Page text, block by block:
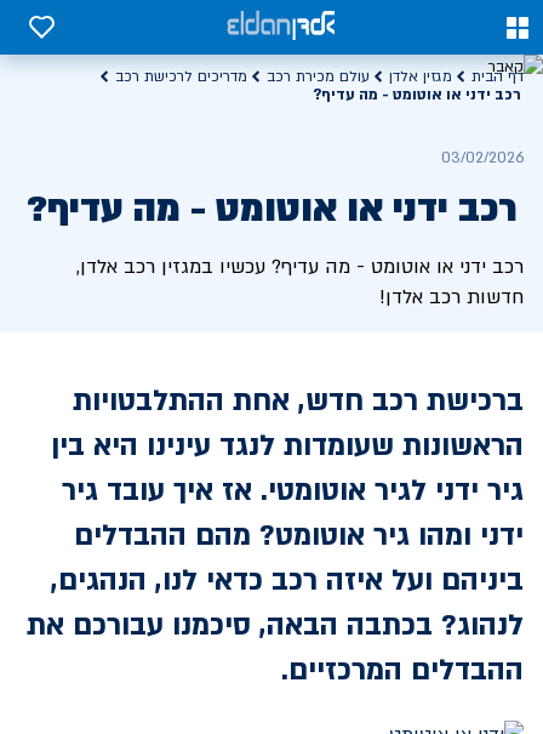
0
0
דף הבית מגזין אלדן עולם מכירת רכב
מדריכים לרכישת רכב
רכב ידני או אוטומט - מה עדיף?
03/02/2026
רכב ידני או אוטומט - מה עדיף?
רכב ידני או אוטומט - מה עדיף? עכשיו במגזין רכב אלדן,
חדשות רכב אלדן!
ברכישת רכב חדש, אחת ההתלבטויות
הראשונות שעומדות לנגד עינינו היא בין
גיר ידני לגיר אוטומטי. אז איך עובד גיר
ידני ומהו גיר אוטומט? מהם ההבדלים
ביניהם ועל איזה רכב כדאי לנו, הנהגים,
לנהוג? בכתבה הבאה, סיכמנו עבורכם את
ההבדלים המרכזיים.